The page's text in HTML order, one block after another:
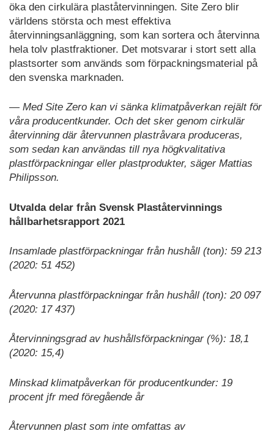
öka den cirkulära plaståtervinningen. Site Zero blir
världens största och mest effektiva
återvinningsanläggning, som kan sortera och återvinna
hela tolv plastfraktioner. Det motsvarar i stort sett alla
plastsorter som används som förpackningsmaterial på
den svenska marknaden.
— Med Site Zero kan vi sänka klimatpåverkan rejält för
våra producentkunder. Och det sker genom cirkulär
återvinning där återvunnen plastråvara produceras,
som sedan kan användas till nya högkvalitativa
plastförpackningar eller plastprodukter, säger Mattias
Philipsson.
Utvalda delar från Svensk Plaståtervinnings
hållbarhetsrapport 2021
Insamlade plastförpackningar från hushåll (ton): 59 213
(2020: 51 452)
Återvunna plastförpackningar från hushåll (ton): 20 097
(2020: 17 437)
Återvinningsgrad av hushållsförpackningar (%): 18,1
(2020: 15,4)
Minskad klimatpåverkan för producentkunder: 19
procent jfr med föregående år
Återvunnen plast som inte omfattas av